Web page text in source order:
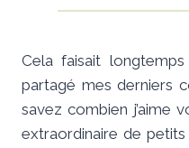
Cela faisait
partagé mes derniers
savez combien j’aime
extraordinaire de